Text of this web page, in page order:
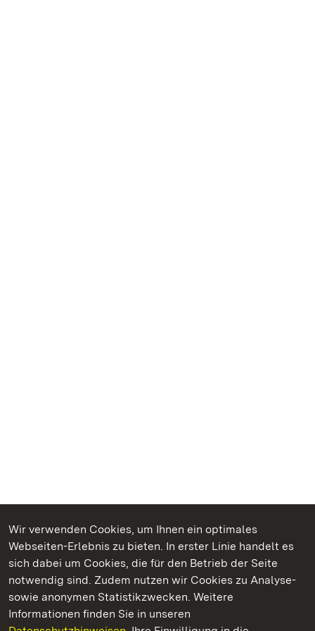
Wir verwenden Cookies, um Ihnen ein optimales
Webseiten-Erlebnis zu bieten. In erster Linie handelt es
sich dabei um Cookies, die für den Betrieb der Seite
notwendig sind. Zudem nutzen wir Cookies zu Analyse-
sowie anonymen Statistikzwecken. Weitere
Informationen finden Sie in unseren
Kommen. Staunen. Genießen.